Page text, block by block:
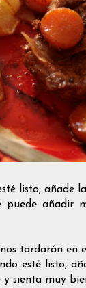
listo, añade
añadir
tardarán en
esté listo,
sienta muy